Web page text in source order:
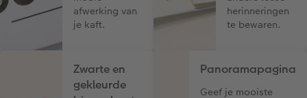
afwerking van
je kaft.
herinneringen
te bewaren.
Zwarte en
gekleurde
Panoramapagina
Geef je mooiste